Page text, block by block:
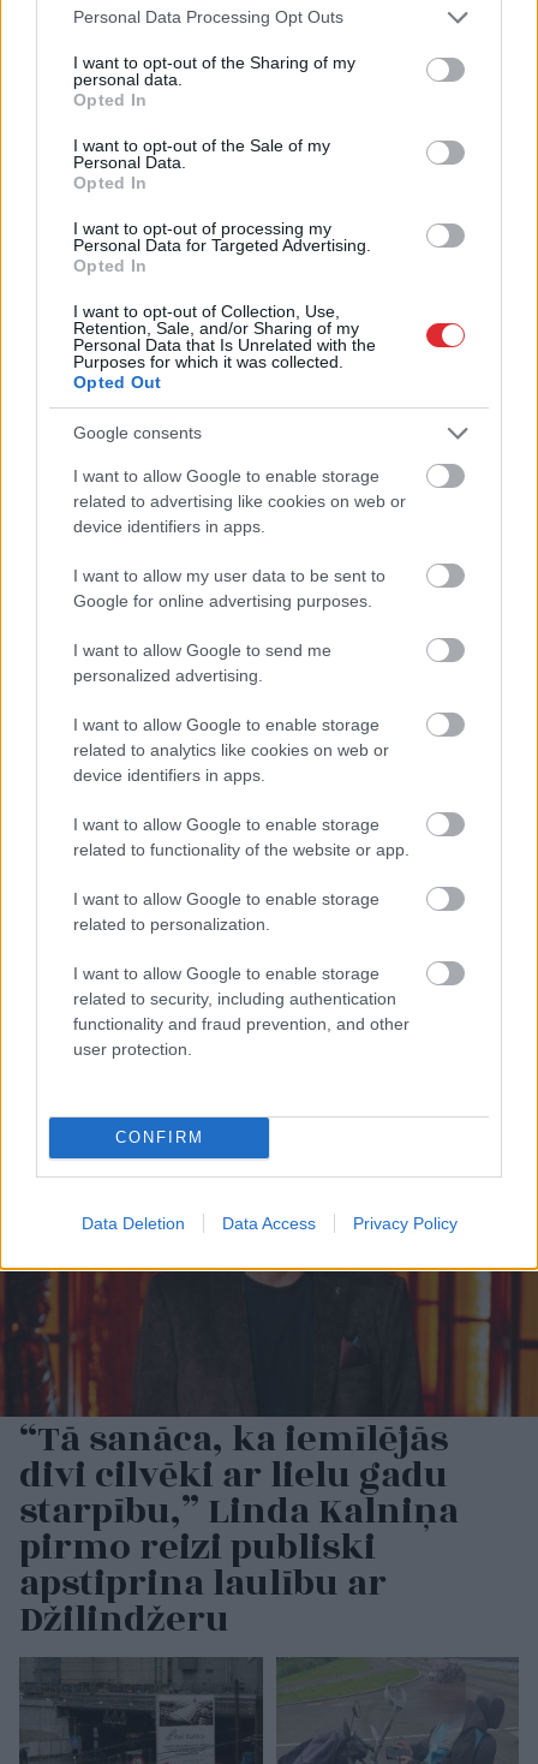
Please note that this website/app uses one or more Google
not limited to your visit or usage behaviour. You may click to
grant or deny consent to Google and its third-party tags to
use your data for below specified purposes in below Google
consent section.
Personal Data Processing Opt Outs
I want to opt-out of the Sharing of my
personal data.
Opted In
I want to opt-out of the Sale of my
Personal Data.
Opted In
I want to opt-out of processing my
Personal Data for Targeted Advertising.
Opted In
I want to opt-out of Collection, Use,
Retention, Sale, and/or Sharing of my
Personal Data that Is Unrelated with the
Purposes for which it was collected.
Opted Out
Google consents
I want to allow Google to enable storage
related to advertising like cookies on web or
device identifiers in apps.
I want to allow my user data to be sent to
Google for online advertising purposes.
I want to allow Google to send me
personalized advertising.
I want to allow Google to enable storage
related to analytics like cookies on web or
device identifiers in apps.
I want to allow Google to enable storage
related to functionality of the website or app.
I want to allow Google to enable storage
related to personalization.
I want to allow Google to enable storage
related to security, including authentication
functionality and fraud prevention, and other
user protection.
CONFIRM
Data Deletion Data Access Privacy Policy
DonaldaTrampa balles
zāles iecerei pielikts
punkts – tās būvniecība
tiek pārtraukta
VIDEO.55 stundas
ūdenī bez miega un
atpūtas: Polis no
Zviedrijas līdz Polijai
aizpeld 160 kilometrus
un uzstāda vēsturisku
“Jāstrādā12 stundas un
vēl jāpaliek ilgāk?”
pārsteigumu darba
intervijā, izrādās – tas
jaunais Ukrainas
bruņoto spēku
virspavēlnieks ir
daudz melu…”
Modris Konovalovs
atklāj, ko ekspertīzē
konstatēja nošauto
suņu kuņģos
Krievijāsācies pavēstu
vilnis: zināms, kas
izvēlas ignorēt
“Tā sanāca, ka iemīlējās
divi cilvēki ar lielu gadu
starpību,” Linda Kalniņa
pirmo reizi publiski
apstiprina laulību ar
Džilindžeru
Atcelt Ziņot